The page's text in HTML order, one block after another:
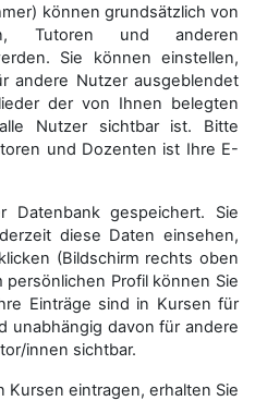
können grundsätzlich von
Tutoren und anderen
Sie können einstellen,
andere Nutzer ausgeblendet
der von Ihnen belegten
Nutzer sichtbar ist. Bitte
und Dozenten ist Ihre E-
gespeichert. Sie
diese Daten einsehen,
(Bildschirm rechts oben
Profil können Sie
Einträge sind in Kursen für
unabhängig davon für andere
innen sichtbar.
Kursen eintragen, erhalten Sie